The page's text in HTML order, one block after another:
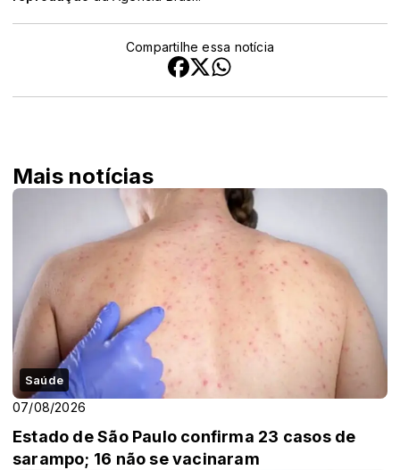
Compartilhe essa notícia
Mais notícias
Saúde
07/08/2026
Estado de São Paulo confirma 23 casos de
sarampo; 16 não se vacinaram